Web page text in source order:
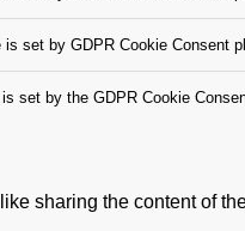
is set by GDPR Cookie Consent
set by the GDPR Cookie
sharing the content of